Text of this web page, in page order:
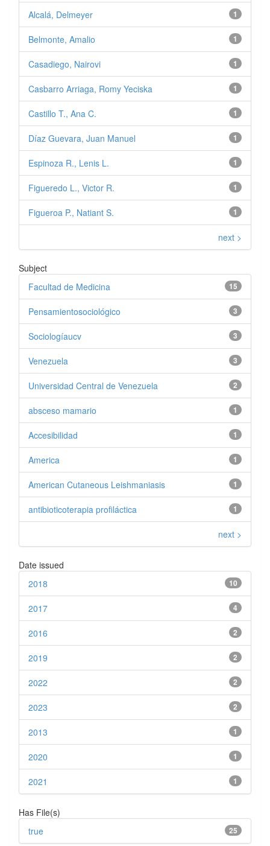
1
Alcalá, Delmeyer
1
Belmonte, Amalio
1
Casadiego, Nairovi
1
Casbarro Arriaga, Romy Yeciska
1
Castillo T., Ana C.
1
Díaz Guevara, Juan Manuel
1
Espinoza R., Lenis L.
1
Figueredo L., Victor R.
1
Figueroa P., Natiant S.
next >
Subject
15
Facultad de Medicina
3
Pensamientosociológico
3
Sociologíaucv
3
Venezuela
2
Universidad Central de Venezuela
1
absceso mamario
1
Accesibilidad
1
America
1
American Cutaneous Leishmaniasis
1
antibioticoterapia profiláctica
next >
Date issued
10
2018
4
2017
2
2016
2
2019
2
2022
2
2023
1
2013
1
2020
1
2021
Has File(s)
25
true